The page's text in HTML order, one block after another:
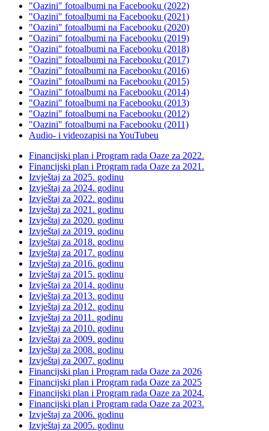
"Oazini" fotoalbumi na Facebooku (2022)
"Oazini" fotoalbumi na Facebooku (2021)
"Oazini" fotoalbumi na Facebooku (2020)
"Oazini" fotoalbumi na Facebooku (2019)
"Oazini" fotoalbumi na Facebooku (2018)
"Oazini" fotoalbumi na Facebooku (2017)
"Oazini" fotoalbumi na Facebooku (2016)
"Oazini" fotoalbumi na Facebooku (2015)
"Oazini" fotoalbumi na Facebooku (2014)
"Oazini" fotoalbumi na Facebooku (2013)
"Oazini" fotoalbumi na Facebooku (2012)
"Oazini" fotoalbumi na Facebooku (2011)
Audio- i videozapisi na YouTubeu
Financijski plan i Program rada Oaze za 2022.
Financijski plan i Program rada Oaze za 2021.
Izvještaj za 2025. godinu
Izvještaj za 2024. godinu
Izvještaj za 2022. godinu
Izvještaj za 2021. godinu
Izvještaj za 2020. godinu
Izvještaj za 2019. godinu
Izvještaj za 2018. godinu
Izvještaj za 2017. godinu
Izvještaj za 2016. godinu
Izvještaj za 2015. godinu
Izvještaj za 2014. godinu
Izvještaj za 2013. godinu
Izvještaj za 2012. godinu
Izvještaj za 2011. godinu
Izvještaj za 2010. godinu
Izvještaj za 2009. godinu
Izvještaj za 2008. godinu
Izvještaj za 2007. godinu
Financijski plan i Program rada Oaze za 2026
Financijski plan i Program rada Oaze za 2025
Financijski plan i Program rada Oaze za 2024.
Financijski plan i Program rada Oaze za 2023.
Izvještaj za 2006. godinu
Izvještaj za 2005. godinu